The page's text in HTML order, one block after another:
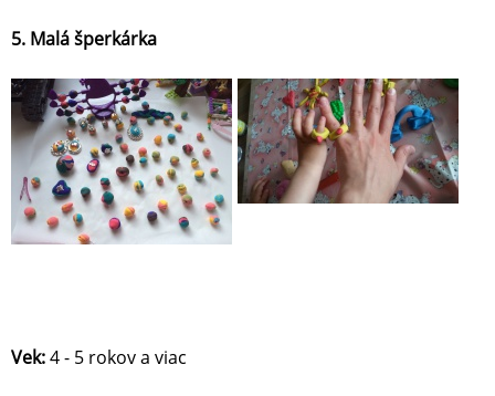
5. Malá šperkárka
Vek:4 - 5 rokov a viac